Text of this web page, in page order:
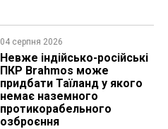
04 серпня 2026
Невже індійсько-російські
ПКР Brahmos може
придбати Таїланд у якого
немає наземного
протикорабельного
озброєння